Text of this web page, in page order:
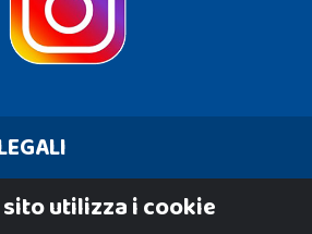
utilizza i cookie